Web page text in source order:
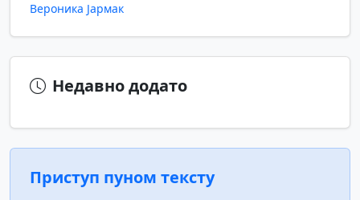
Вероника Јармак
Недавно додато
Приступ пуном тексту